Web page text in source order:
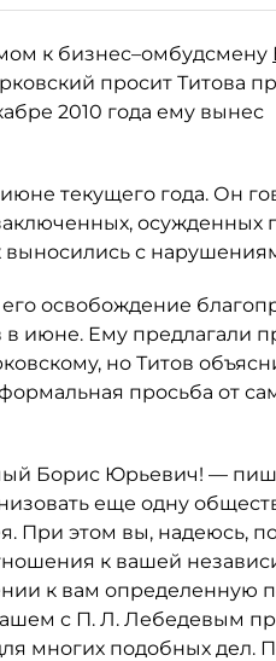
к бизнес–омбудсмену
просит Титова
2010 года ему вынес
текущего года. Он
осужденных
выносились с
освобождение
июне. Ему предлагали
но Титов
просьба от
Борис Юрьевич! —
еще одну
При этом вы, надеюсь,
к вашей
к вам определенную
с П. Л. Лебедевым
многих подобных дел.